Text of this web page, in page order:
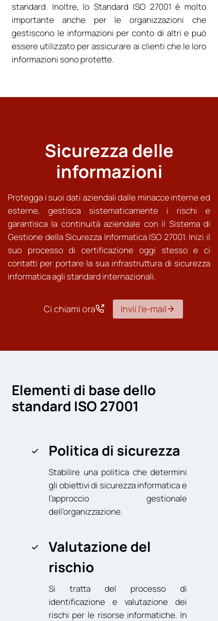
standard. Inoltre, lo Standard ISO 27001 è molto
importante anche per le organizzazioni che
gestiscono le informazioni per conto di altri e può
essere utilizzato per assicurare ai clienti che le loro
informazioni sono protette.
Sicurezza delle
informazioni
Protegga i suoi dati aziendali dalle minacce interne ed
esterne, gestisca sistematicamente i rischi e
garantisca la continuità aziendale con il Sistema di
Gestione della Sicurezza Informatica ISO 27001. Inizi il
suo processo di certificazione oggi stesso e ci
contatti per portare la sua infrastruttura di sicurezza
informatica agli standard internazionali.
Ci chiami ora Invii l’e-mail
Elementi di base dello
standard ISO 27001
Politica di sicurezza
Stabilire una politica che determini
gli obiettivi di sicurezza informatica e
l’approccio gestionale
dell’organizzazione.
Valutazione del
rischio
Si tratta del processo di
identificazione e valutazione dei
rischi per le risorse informatiche. In